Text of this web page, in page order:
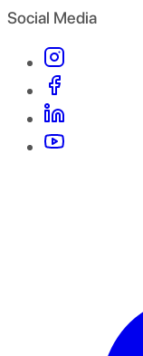
Social Media